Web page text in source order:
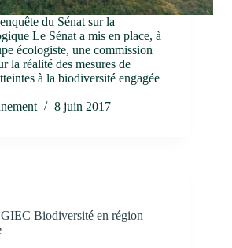
du Sénat sur la
Le Sénat a mis en place, à
écologiste, une commission
la réalité des mesures de
à la biodiversité engagée
8 juin 2017
Biodiversité en région